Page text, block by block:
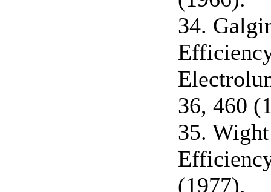
34.
36, 460
35.
(1977),